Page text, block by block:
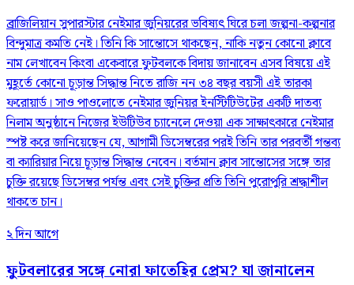
ব্রাজিলিয়ান সুপারস্টার নেইমার জুনিয়রের ভবিষ্যৎ ঘিরে চলা জল্পনা-কল্পনার
বিন্দুমাত্র কমতি নেই। তিনি কি সান্তোসে থাকছেন, নাকি নতুন কোনো ক্লাবে
নাম লেখাবেন কিংবা একেবারে ফুটবলকে বিদায় জানাবেন এসব বিষয়ে এই
মুহূর্তে কোনো চূড়ান্ত সিদ্ধান্ত নিতে রাজি নন ৩৪ বছর বয়সী এই তারকা
ফরোয়ার্ড। সাও পাওলোতে নেইমার জুনিয়র ইনস্টিটিউটের একটি দাতব্য
নিলাম অনুষ্ঠানে নিজের ইউটিউব চ্যানেলে দেওয়া এক সাক্ষাৎকারে নেইমার
স্পষ্ট করে জানিয়েছেন যে, আগামী ডিসেম্বরের পরই তিনি তার পরবর্তী গন্তব্য
বা ক্যারিয়ার নিয়ে চূড়ান্ত সিদ্ধান্ত নেবেন। বর্তমান ক্লাব সান্তোসের সঙ্গে তার
চুক্তি রয়েছে ডিসেম্বর পর্যন্ত এবং সেই চুক্তির প্রতি তিনি পুরোপুরি শ্রদ্ধাশীল
থাকতে চান।
২ দিন আগে
ফুটবলারের সঙ্গে নোরা ফাতেহির প্রেম? যা জানালেন